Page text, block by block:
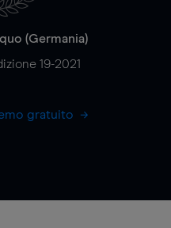
(Germania)
19-2021
gratuito